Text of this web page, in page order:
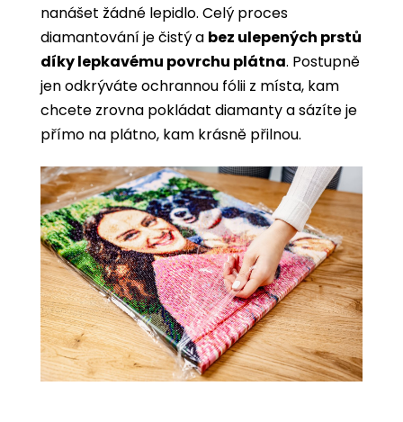
nanášet žádné lepidlo. Celý proces
diamantování je čistý a bez ulepených prstů
díky lepkavému povrchu plátna. Postupně
jen odkrýváte ochrannou fólii z místa, kam
chcete zrovna pokládat diamanty a sázíte je
přímo na plátno, kam krásně přilnou.